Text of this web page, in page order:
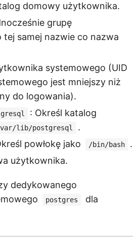
domowy użytkownika.
grupę
samej nazwie co nazwa
systemowego (UID
jest mniejszy niż
do logowania).
: Określ katalog
lib/postgresql .
powłokę jako /bin/bash .
użytkownika.
dedykowanego
postgres
dla